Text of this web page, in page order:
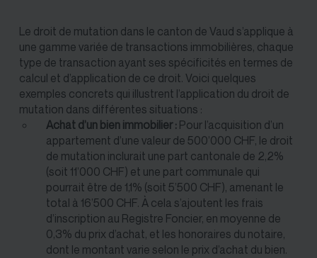
Le droit de mutation dans le canton de Vaud s’applique à
une gamme variée de transactions immobilières, chaque
type de transaction ayant ses spécificités en termes de
calcul et d’application de ce droit. Voici quelques
exemples concrets qui illustrent l’application du droit de
mutation dans différentes situations :
Achat d’un bien immobilier : Pour l’acquisition d’un
appartement d’une valeur de 500’000 CHF, le droit
de mutation inclurait une part cantonale de 2,2%
(soit 11’000 CHF) et une part communale qui
pourrait être de 1,1% (soit 5’500 CHF), amenant le
total à 16’500 CHF. À cela s’ajoutent les frais
d’inscription au Registre Foncier, en moyenne de
0,3% du prix d’achat, et les honoraires du notaire,
dont le montant varie selon le prix d’achat du bien.